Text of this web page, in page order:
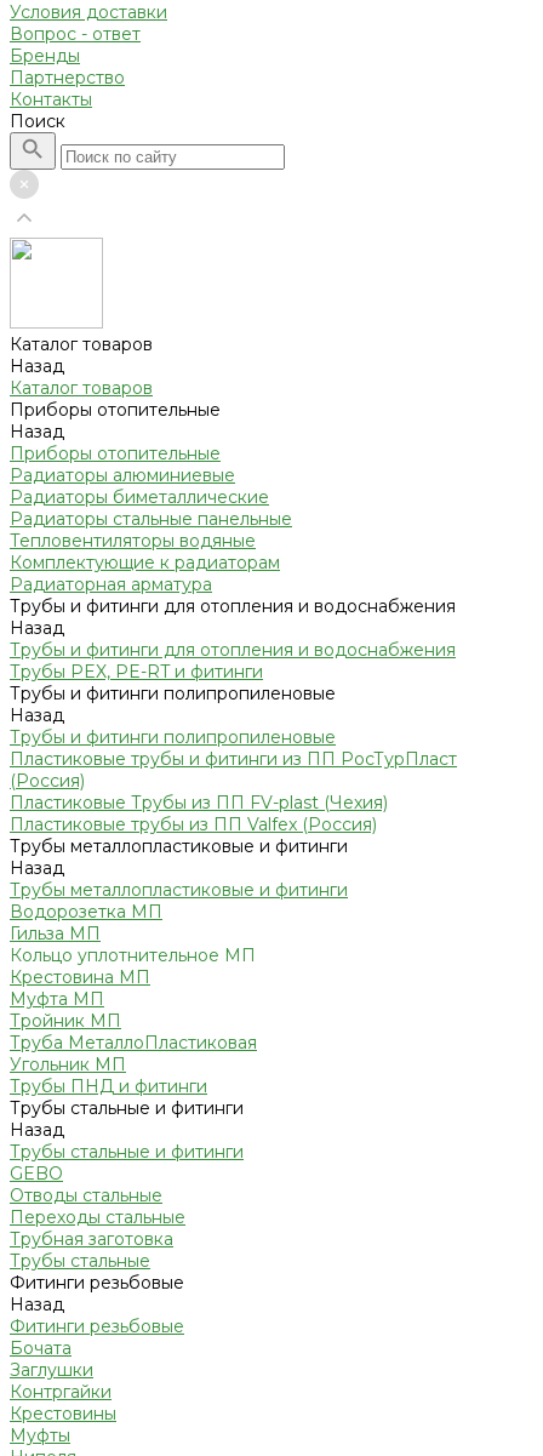
Условия доставки
Вопрос - ответ
Бренды
Партнерство
Контакты
Поиск
Каталог товаров
Назад
Каталог товаров
Приборы отопительные
Назад
Приборы отопительные
Радиаторы алюминиевые
Радиаторы биметаллические
Радиаторы стальные панельные
Тепловентиляторы водяные
Комплектующие к радиаторам
Радиаторная арматура
Трубы и фитинги для отопления и водоснабжения
Назад
Трубы и фитинги для отопления и водоснабжения
Трубы PEX, PE-RT и фитинги
Трубы и фитинги полипропиленовые
Назад
Трубы и фитинги полипропиленовые
Пластиковые трубы и фитинги из ПП РосТурПласт
(Россия)
Пластиковые Трубы из ПП FV-plast (Чехия)
Пластиковые трубы из ПП Valfex (Россия)
Трубы металлопластиковые и фитинги
Назад
Трубы металлопластиковые и фитинги
Водорозетка МП
Гильза МП
Кольцо уплотнительное МП
Крестовина МП
Муфта МП
Тройник МП
Труба МеталлоПластиковая
Угольник МП
Трубы ПНД и фитинги
Трубы стальные и фитинги
Назад
Трубы стальные и фитинги
GEBO
Отводы стальные
Переходы стальные
Трубная заготовка
Трубы стальные
Фитинги резьбовые
Назад
Фитинги резьбовые
Бочата
Заглушки
Контргайки
Крестовины
Муфты